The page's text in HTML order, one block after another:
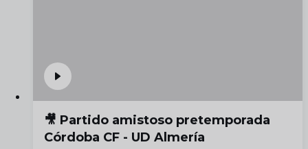
🎥 Partido amistoso pretemporada
Córdoba CF - UD Almería